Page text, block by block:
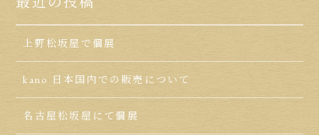
上野松坂屋で個展
kano 日本国内での販売について
名古屋松坂屋にて個展